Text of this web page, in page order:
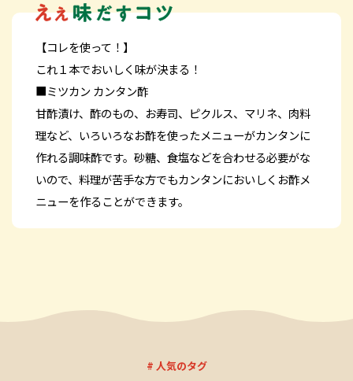
【コレを使って！】
これ１本でおいしく味が決まる！
■ミツカン カンタン酢
甘酢漬け、酢のもの、お寿司、ピクルス、マリネ、肉料
理など、いろいろなお酢を使ったメニューがカンタンに
作れる調味酢です。砂糖、食塩などを合わせる必要がな
いので、料理が苦手な方でもカンタンにおいしくお酢メ
ニューを作ることができます。
# 人気のタグ